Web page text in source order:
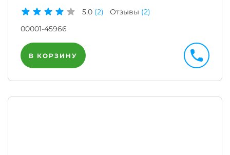
5.0 (2) Отзывы (2)
00001-45966
В КОРЗИНУ